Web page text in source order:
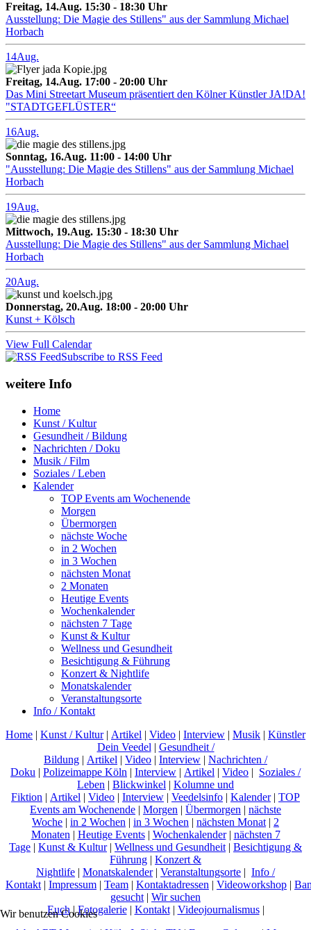
Freitag, 14.Aug. 15:30 - 18:30 Uhr
Ausstellung: Die Magie des Stillens" aus der Sammlung Michael
Horbach
14Aug.
Freitag, 14.Aug. 17:00 - 20:00 Uhr
Das Mini Streetart Museum präsentiert den Kölner Künstler JA!DA!
"STADTGEFLÜSTER“
16Aug.
Sonntag, 16.Aug. 11:00 - 14:00 Uhr
"Ausstellung: Die Magie des Stillens" aus der Sammlung Michael
Horbach
19Aug.
Mittwoch, 19.Aug. 15:30 - 18:30 Uhr
Ausstellung: Die Magie des Stillens" aus der Sammlung Michael
Horbach
20Aug.
Donnerstag, 20.Aug. 18:00 - 20:00 Uhr
Kunst + Kölsch
View Full Calendar
Subscribe to RSS Feed
weitere Info
Home
Kunst / Kultur
Gesundheit / Bildung
Nachrichten / Doku
Musik / Film
Soziales / Leben
Kalender
TOP Events am Wochenende
Morgen
Übermorgen
nächste Woche
in 2 Wochen
in 3 Wochen
nächsten Monat
2 Monaten
Heutige Events
Wochenkalender
nächsten 7 Tage
Kunst & Kultur
Wellness und Gesundheit
Besichtigung & Führung
Konzert & Nightlife
Monatskalender
Veranstaltungsorte
Info / Kontakt
Home | Kunst / Kultur| Artikel | Video | Interview | Musik | Künstler
Dein Veedel | Gesundheit /
Bildung | Artikel | Video | Interview | Nachrichten /
Doku | Polizeimappe Köln | Interview | Artikel | Video | Soziales /
Leben | Blickwinkel | Kolumne und
Fiktion | Artikel | Video | Interview | Veedelsinfo | Kalender| TOP
Events am Wochenende | Morgen | Übermorgen | nächste
Woche | in 2 Wochen | in 3 Wochen | nächsten Monat | 2
Monaten | Heutige Events| Wochenkalender| nächsten 7
Tage | Kunst & Kultur| Wellness und Gesundheit | Besichtigung &
Führung | Konzert &
Nightlife | Monatskalender| Veranstaltungsorte | Info /
Kontakt | Impressum | Team | Kontaktadressen | Videoworkshop |
gesucht | Wir suchen
Euch|Fotogalerie| Kontakt| Videojournalismus|
Wir benutzen Cookies